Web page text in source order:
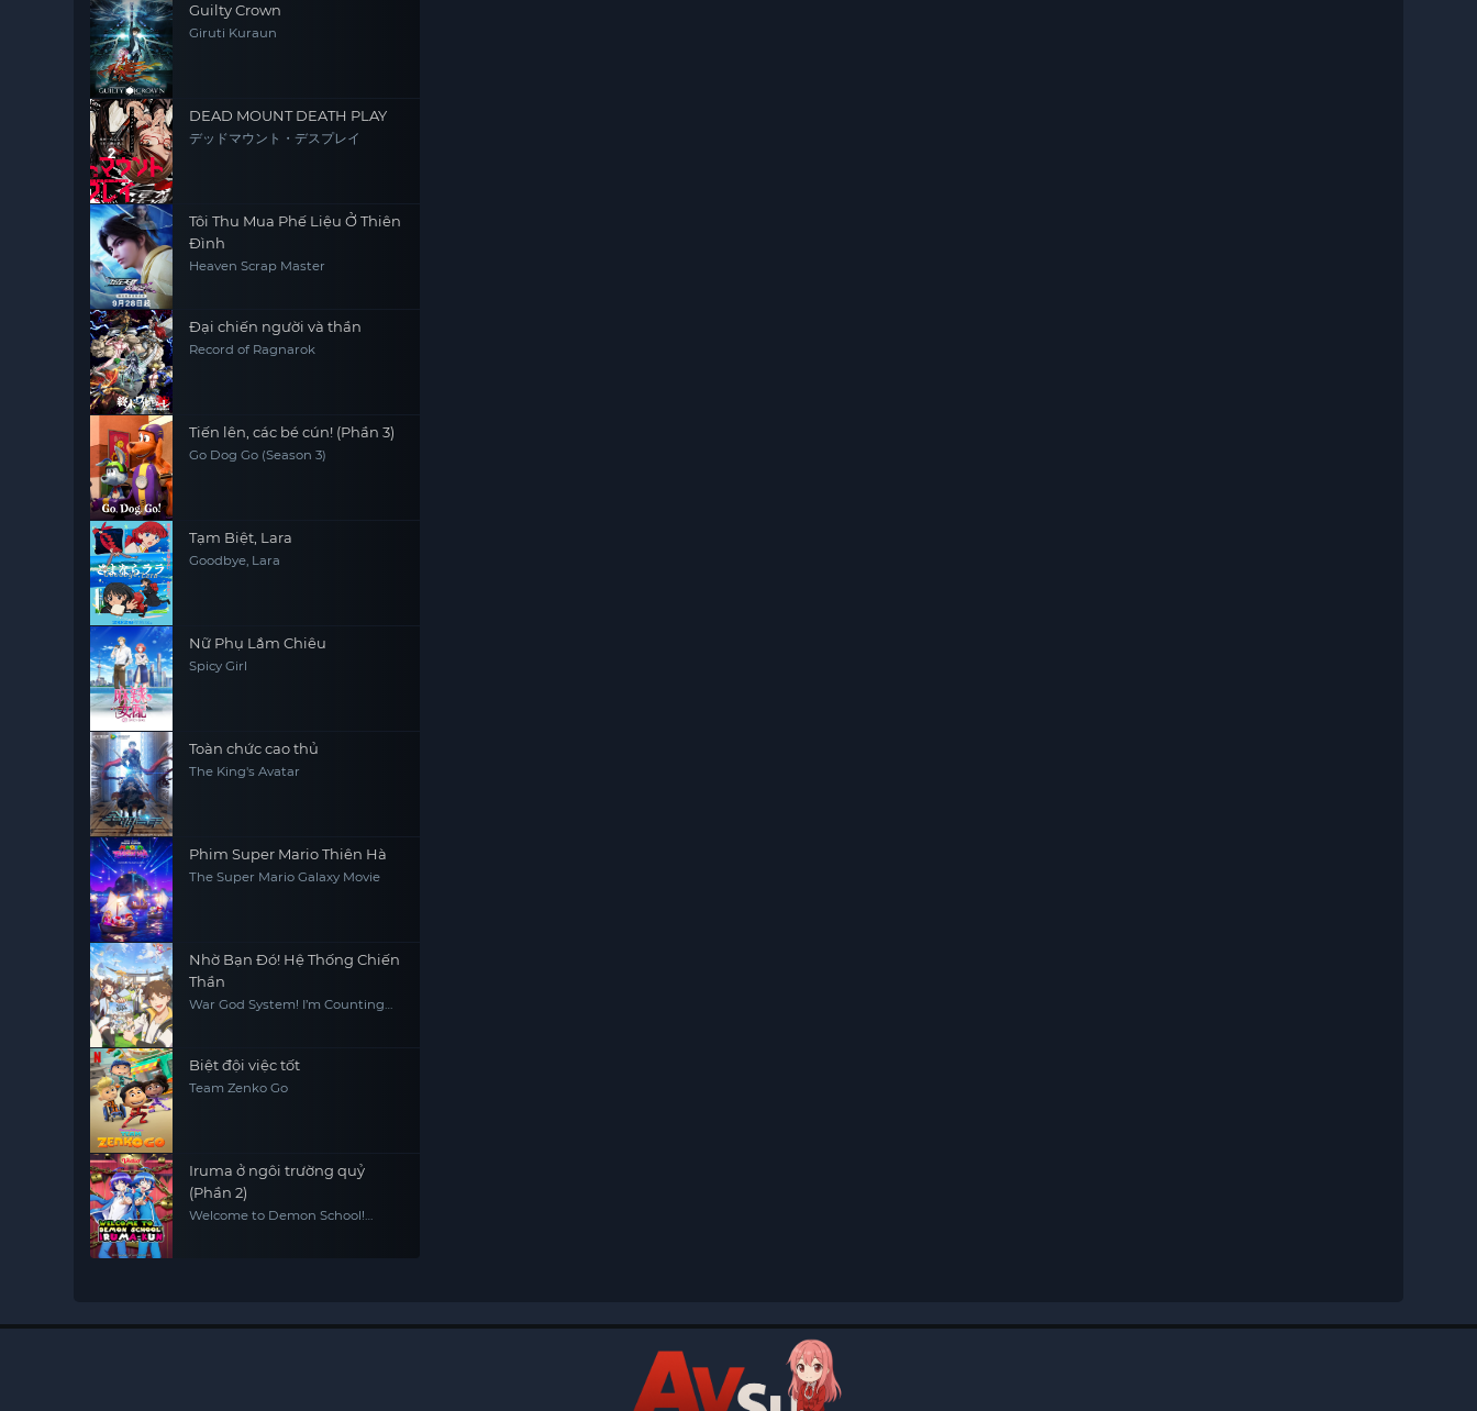
Guilty Crown
Giruti Kuraun
DEAD MOUNT DEATH PLAY
デッドマウント・デスプレイ
Tôi Thu Mua Phế Liệu Ở Thiên
Đình
Heaven Scrap Master
Đại chiến người và thần
Record of Ragnarok
Tiến lên, các bé cún! (Phần 3)
Go Dog Go (Season 3)
Tạm Biệt, Lara
Goodbye, Lara
Nữ Phụ Lắm Chiêu
Spicy Girl
Toàn chức cao thủ
The King's Avatar
Phim Super Mario Thiên Hà
The Super Mario Galaxy Movie
Nhờ Bạn Đó! Hệ Thống Chiến
Thần
War God System! I’m Counting
Biệt đội việc tốt
Team Zenko Go
Iruma ở ngôi trường quỷ
(Phần 2)
Welcome to Demon School!